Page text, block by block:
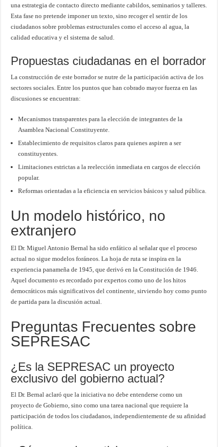
una estrategia de contacto directo mediante cabildos, seminarios y talleres.
Esta fase no pretende imponer un texto, sino recoger el sentir de los
ciudadanos sobre problemas estructurales como el acceso al agua, la
calidad educativa y el sistema de salud.
Propuestas ciudadanas en el borrador
La construcción de este borrador se nutre de la participación activa de los
sectores sociales. Entre los puntos que han cobrado mayor fuerza en las
discusiones se encuentran:
Mecanismos transparentes para la elección de integrantes de la
Asamblea Nacional Constituyente.
Establecimiento de requisitos claros para quienes aspiren a ser
constituyentes.
Limitaciones estrictas a la reelección inmediata en cargos de elección
popular.
Reformas orientadas a la eficiencia en servicios básicos y salud pública.
Un modelo histórico, no
extranjero
El Dr. Miguel Antonio Bernal ha sido enfático al señalar que el proceso
actual no sigue modelos foráneos. La hoja de ruta se inspira en la
experiencia panameña de 1945, que derivó en la Constitución de 1946.
Aquel documento es recordado por expertos como uno de los hitos
democráticos más significativos del continente, sirviendo hoy como punto
de partida para la discusión actual.
Preguntas Frecuentes sobre
SEPRESAC
¿Es la SEPRESAC un proyecto
exclusivo del gobierno actual?
El Dr. Bernal aclaró que la iniciativa no debe entenderse como un
proyecto de Gobierno, sino como una tarea nacional que requiere la
participación de todos los ciudadanos, independientemente de su afinidad
política.